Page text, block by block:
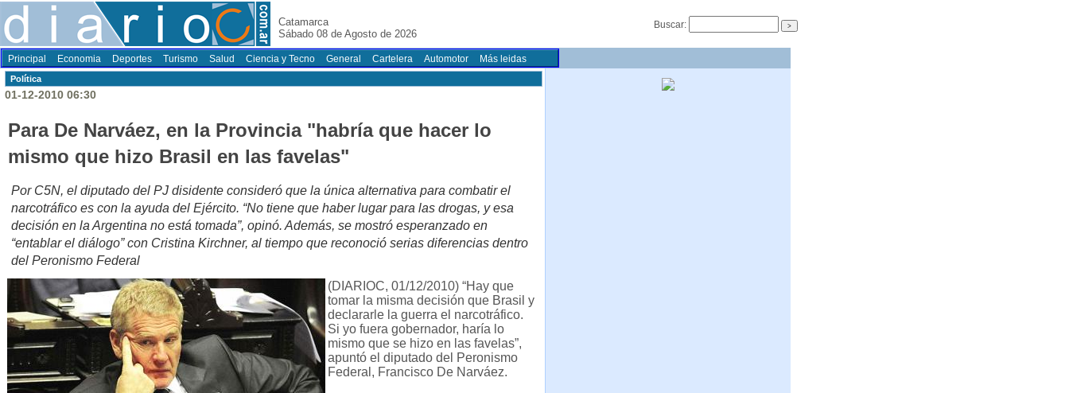
Catamarca
Sábado 08 de Agosto de 2026
Buscar:
Principal Economia Deportes Turismo Salud Ciencia y Tecno General Cartelera Automotor Más leidas
Polí­tica
01-12-2010 06:30
Para De Narváez, en la Provincia "habría que hacer lo
mismo que hizo Brasil en las favelas"
Por C5N, el diputado del PJ disidente consideró que la única alternativa para combatir el
narcotráfico es con la ayuda del Ejército. “No tiene que haber lugar para las drogas, y esa
decisión en la Argentina no está tomada”, opinó. Además, se mostró esperanzado en
“entablar el diálogo” con Cristina Kirchner, al tiempo que reconoció serias diferencias dentro
del Peronismo Federal
(DIARIOC, 01/12/2010) “Hay que
tomar la misma decisión que Brasil y
declararle la guerra el narcotráfico.
Si yo fuera gobernador, haría lo
mismo que se hizo en las favelas”,
apuntó el diputado del Peronismo
Federal, Francisco De Narváez.